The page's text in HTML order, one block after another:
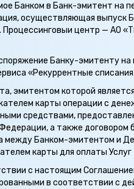
Банком в Банк-эмитент на
осуществляющая выпуск
Процессинговыи центр — АО
Банку-эмитенту
«Рекуррентные
эмитентом которой
карты операции с
средствами,
а также договором
между Банком-эмитентом и
карты для оплаты Услуг
с настоящим
в соответствии с